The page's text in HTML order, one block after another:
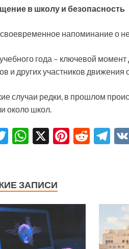
в школу и безопасность
напоминание о
года – ключевой
и других участников движения
случаи редки, в прошлом
около школ.
T
er
W
s
A
p
p
X
Pi
t
R
T
a
m
ЗАПИСИ